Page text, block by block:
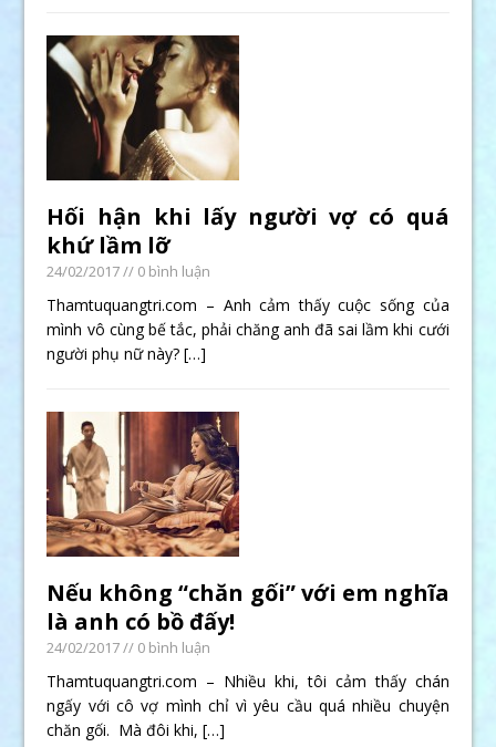
Hối hận khi lấy người vợ có quá
khứ lầm lỡ
24/02/2017// 0 bình luận
Thamtuquangtri.com – Anh cảm thấy cuộc sống của
mình vô cùng bế tắc, phải chăng anh đã sai lầm khi cưới
người phụ nữ này?[…]
Nếu không “chăn gối” với em nghĩa
là anh có bồ đấy!
24/02/2017// 0 bình luận
Thamtuquangtri.com – Nhiều khi, tôi cảm thấy chán
ngấy với cô vợ mình chỉ vì yêu cầu quá nhiều chuyện
chăn gối. Mà đôi khi,[…]